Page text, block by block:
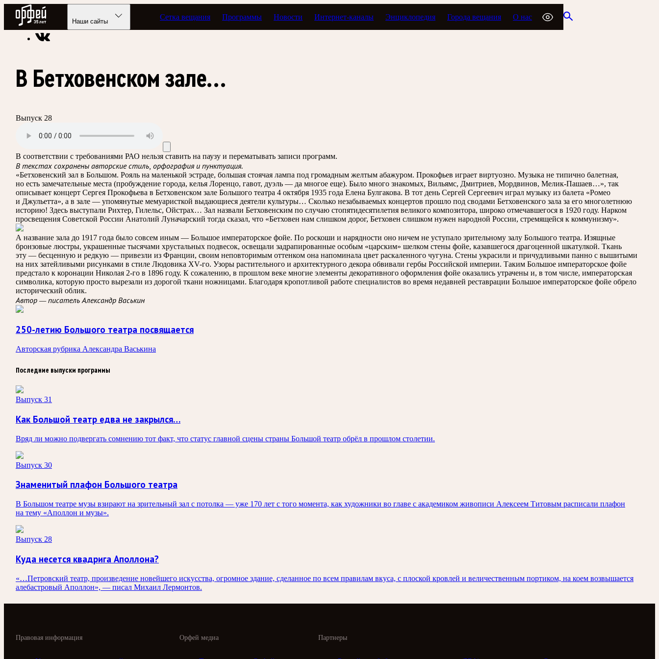
Радио Орфей
Наши сайты
Сетка вещания Программы Новости Интернет-каналы Энциклопедия Города вещания О нас
Радио классической музыки «Орфей» Подкасты 250-летию Большого театра посвящается
В Бетховенском зале…
Выпуск 28
В соответствии с требованиями РАО нельзя ставить на паузу и перематывать записи программ.
В текстах сохранены авторские стиль, орфография и пунктуация.
«Бетховенский зал в Большом. Рояль на маленькой эстраде, большая стоячая лампа под громадным желтым абажуром. Прокофьев играет виртуозно. Музыка не типично балетная,
но есть замечательные места (пробуждение города, келья Лоренцо, гавот, дуэль — да многое еще). Было много знакомых, Вильямс, Дмитриев, Мордвинов, Мелик-Пашаев…», так
описывает концерт Сергея Прокофьева в Бетховенском зале Большого театра 4 октября 1935 года Елена Булгакова. В тот день Сергей Сергеевич играл музыку из балета «Ромео
и Джульетта», а в зале — упомянутые мемуаристкой выдающиеся деятели культуры… Сколько незабываемых концертов прошло под сводами Бетховенского зала за его многолетнюю
историю! Здесь выступали Рихтер, Гилельс, Ойстрах… Зал назвали Бетховенским по случаю стопятидесятилетия великого композитора, широко отмечавшегося в 1920 году. Нарком
просвещения Советской России Анатолий Луначарский тогда сказал, что «Бетховен нам слишком дорог, Бетховен слишком нужен народной России, стремящейся к коммунизму».
А название зала до 1917 года было совсем иным — Большое императорское фойе. По роскоши и нарядности оно ничем не уступало зрительному залу Большого театра. Изящные
бронзовые люстры, украшенные тысячами хрустальных подвесок, освещали задрапированные особым «царским» шелком стены фойе, казавшегося драгоценной шкатулкой. Ткань
эту — бесценную и редкую — привезли из Франции, своим неповторимым оттенком она напоминала цвет раскаленного чугуна. Стены украсили и причудливыми панно с вышитыми
на них затейливыми рисунками в стиле Людовика XV-го. Узоры растительного и архитектурного декора обвивали гербы Российской империи. Таким Большое императорское фойе
предстало к коронации Николая 2-го в 1896 году. К сожалению, в прошлом веке многие элементы декоративного оформления фойе оказались утрачены и, в том числе, императорская
символика, которую просто вырезали из дорогой ткани ножницами. Благодаря кропотливой работе специалистов во время недавней реставрации Большое императорское фойе обрело
исторический облик.
Автор — писатель Александр Васькин
250-летию Большого театра посвящается
Авторская рубрика Александра Васькина
Последние выпуски программы
Выпуск 31
Как Большой театр едва не закрылся…
Вряд ли можно подвергать сомнению тот факт, что статус главной сцены страны Большой театр обрёл в прошлом столетии.
Выпуск 30
Знаменитый плафон Большого театра
В Большом театре музы взирают на зрительный зал с потолка — уже 170 лет с того момента, как художники во главе с академиком живописи Алексеем Титовым расписали плафон
на тему «Аполлон и музы».
Выпуск 28
Куда несется квадрига Аполлона?
«…Петровский театр, произведение новейшего искусства, огромное здание, сделанное по всем правилам вкуса, с плоской кровлей и величественным портиком, на коем возвышается
алебастровый Аполлон», — писал Михаил Лермонтов.
Орфей медиа Партнеры
Правовая информация